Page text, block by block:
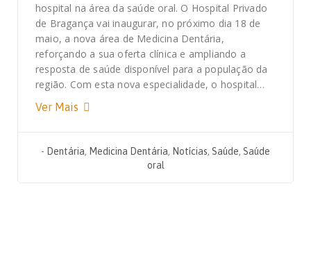
hospital na área da saúde oral. O Hospital Privado
de Bragança vai inaugurar, no próximo dia 18 de
maio, a nova área de Medicina Dentária,
reforçando a sua oferta clínica e ampliando a
resposta de saúde disponível para a população da
região. Com esta nova especialidade, o hospital…
Ver Mais
- Dentária, Medicina Dentária, Notícias, Saúde, Saúde
oral